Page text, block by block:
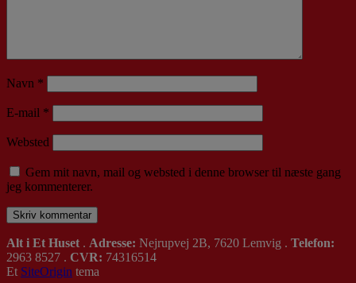
Navn *
E-mail *
Websted
Gem mit navn, mail og websted i denne browser til næste gang
jeg kommenterer.
Alt i Et Huset . Adresse: Nejrupvej 2B, 7620 Lemvig . Telefon:
2963 8527 . CVR: 74316514
Et SiteOrigin tema